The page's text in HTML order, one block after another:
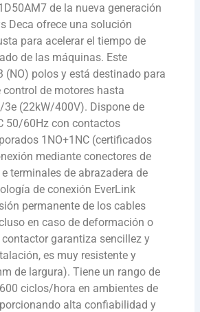
de la nueva generación
Deca ofrece una solución
para acelerar el tiempo de
de las máquinas. Este
(NO) polos y está destinado para
de motores hasta
3e (22kW/400V). Dispone de
50/60Hz con contactos
1NO+1NC (certificados
mediante conectores de
terminales de abrazadera de
de conexión EverLink
permanente de los cables
en caso de deformación o
garantiza sencillez y
es muy resistente y
de largura). Tiene un rango de
ciclos/hora en ambientes de
alta confiabilidad y